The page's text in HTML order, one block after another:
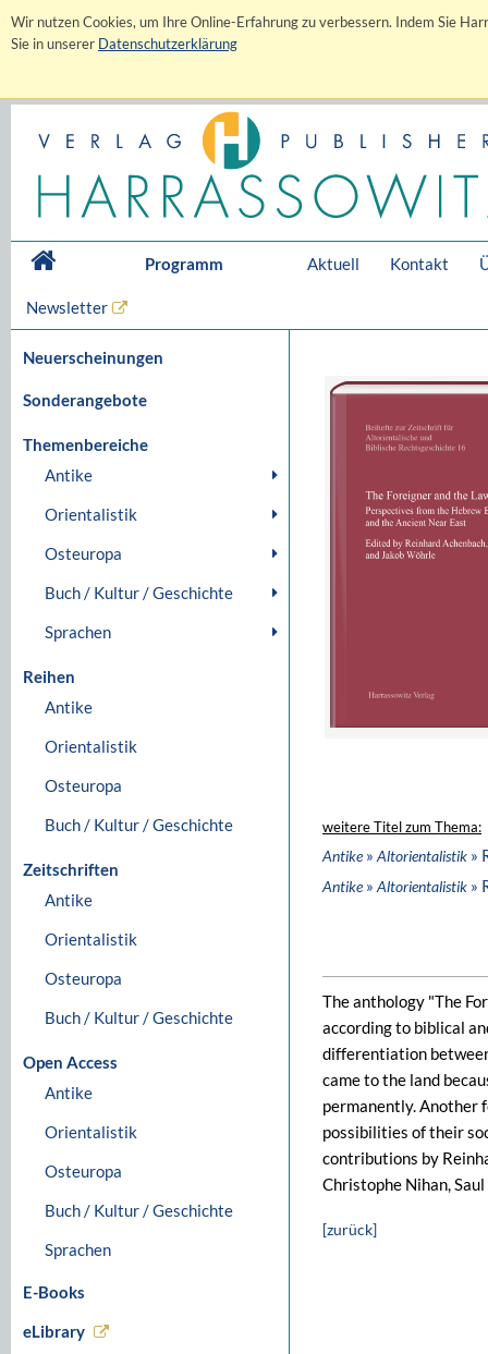
Wir nutzen Cookies, um Ihre Online-Erfahrung zu verbessern. Indem Sie
Sie in unserer Datenschutzerklärung
Programm Aktuell Kontakt
Newsletter
Neuerscheinungen
Sonderangebote
Themenbereiche
Antike
Orientalistik
Osteuropa
Buch / Kultur / Geschichte
Sprachen
Reihen
Antike
Orientalistik
Osteuropa
Buch / Kultur / Geschichte
Zeitschriften
Antike
Orientalistik
Osteuropa
Buch / Kultur / Geschichte
Open Access
Antike
Orientalistik
Osteuropa
Buch / Kultur / Geschichte
Sprachen
E-Books
eLibrary
weitere Titel zum Thema:
Antike» Altorientalistik »
Antike» Altorientalistik »
The anthology "The
according to biblical
differentiation
came to the land
permanently. Another
possibilities of their
contributions by
Christophe Nihan,
[zurück]